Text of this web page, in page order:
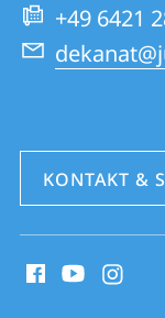
+49 6421
KONTAKT &
Media